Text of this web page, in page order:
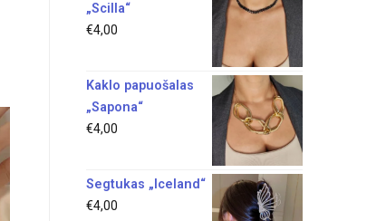
„Scilla“
€4,00
Kaklo papuošalas
„Sapona“
€4,00
Segtukas „Iceland“
€4,00